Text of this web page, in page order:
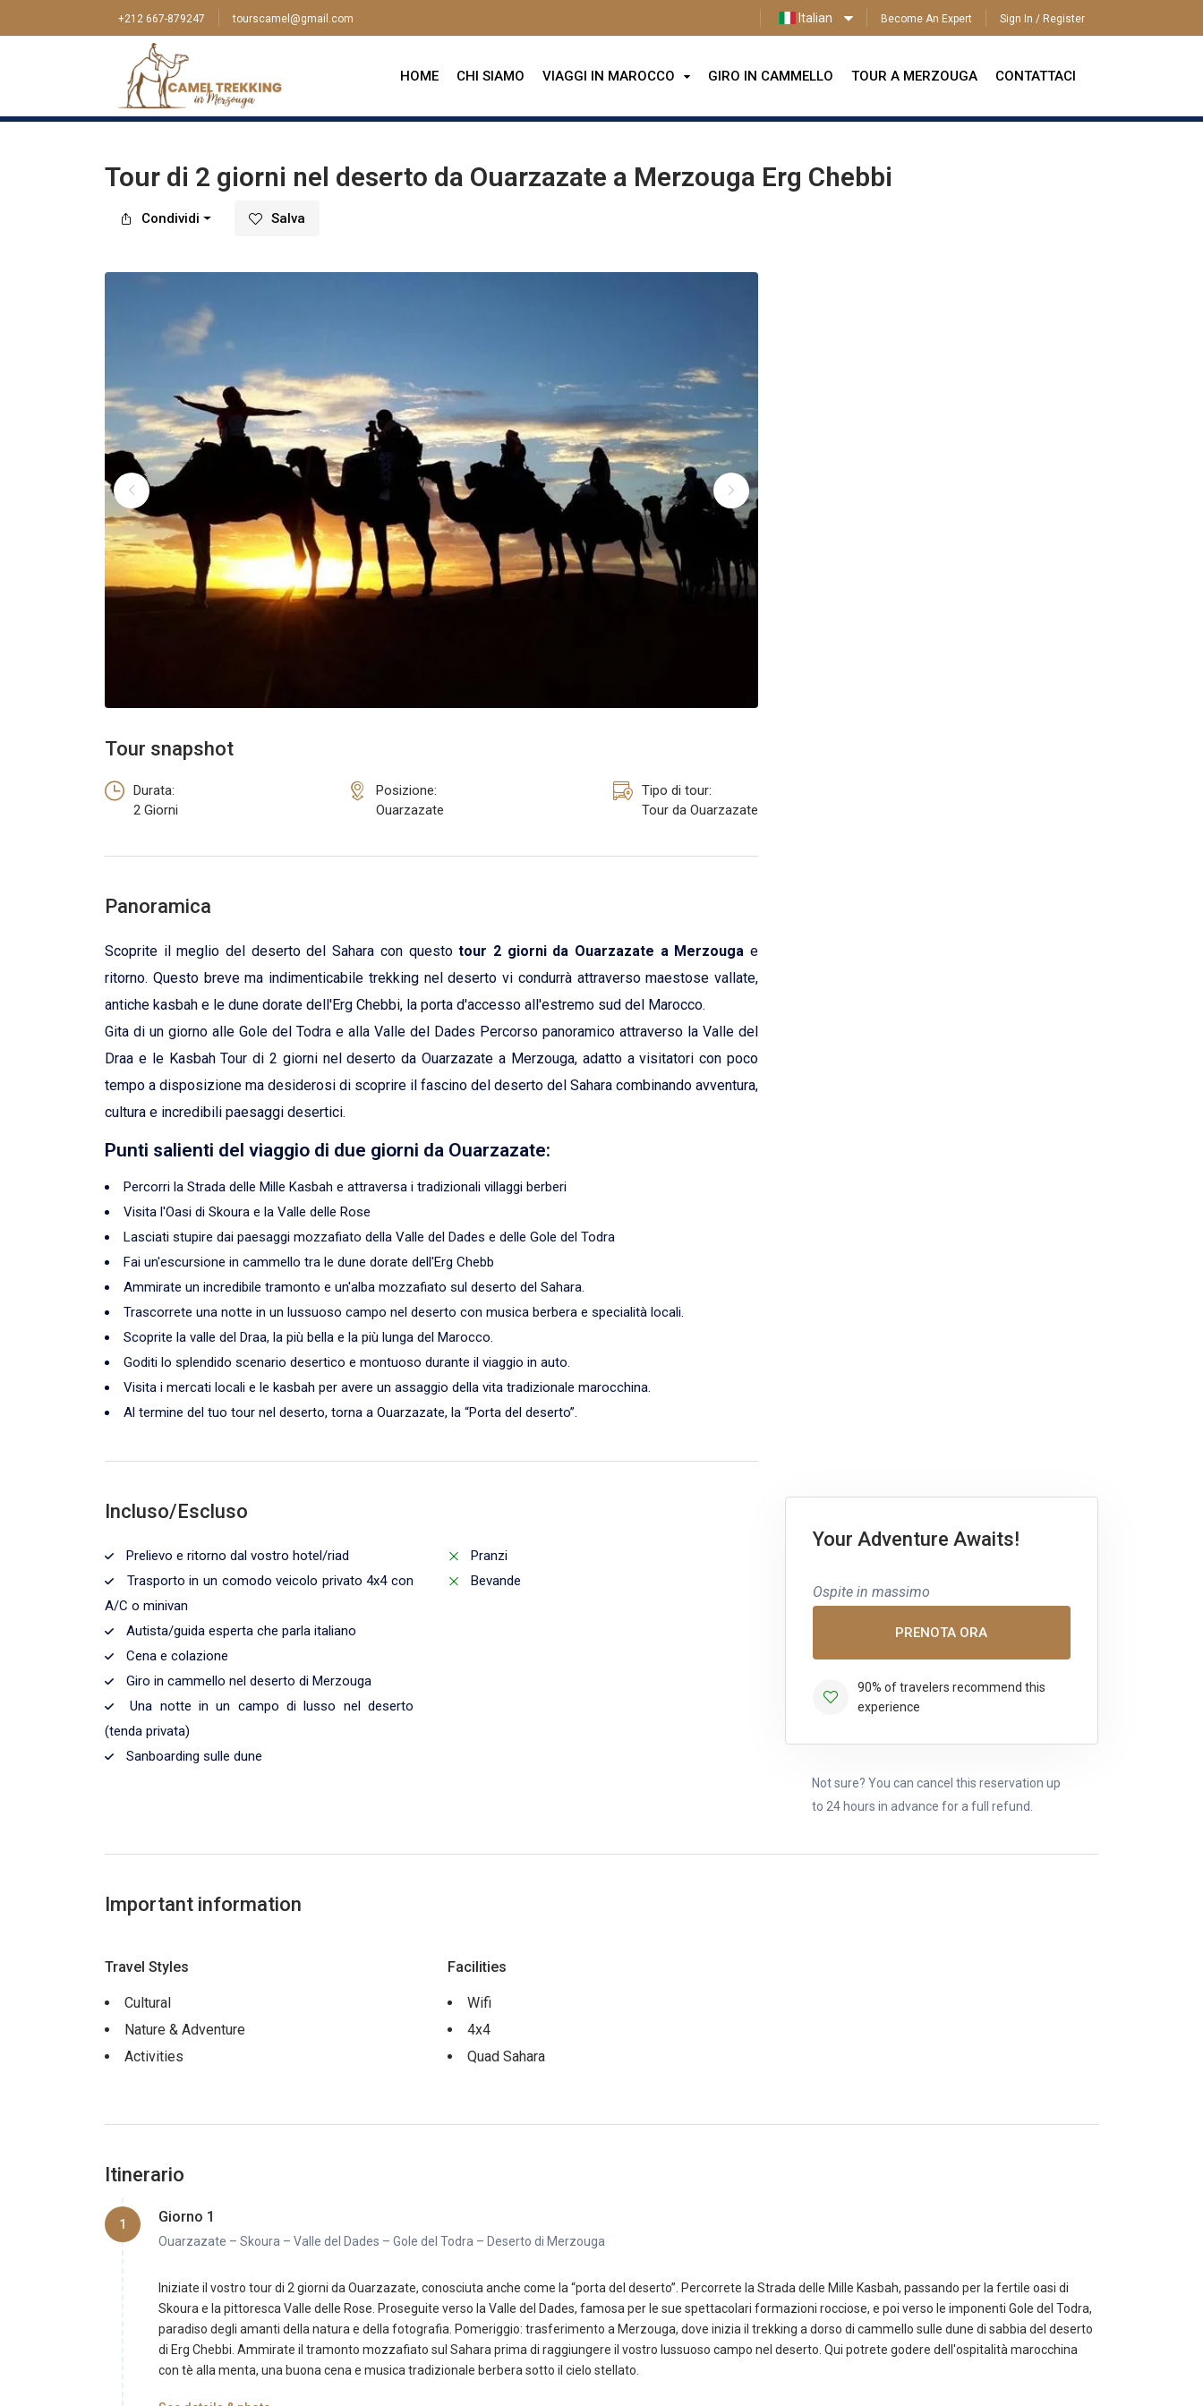
+212 667-879247 tourscamel@gmail.com Italian Become An Expert Sign In / Register
HOME CHI SIAMO VIAGGI IN MAROCCO GIRO IN CAMMELLO TOUR A MERZOUGA CONTATTACI
ITALIAN
Casa > Tour > Ouarzazate
Tour di 2 giorni nel deserto da Ouarzazate a Merzouga Erg Chebbi
Condividi Salva
Tour snapshot
Durata:
2 Giorni
Posizione:
Ouarzazate
Tipo di tour:
Tour da Ouarzazate
Panoramica
Scoprite il meglio del deserto del Sahara con questotour 2 giorni da Ouarzazate a Merzouga e
ritorno. Questo breve ma indimenticabile trekking nel deserto vi condurrà attraverso maestose vallate,
antiche kasbah e le dune dorate dell'Erg Chebbi, la porta d'accesso all'estremo sud del Marocco.
Gita di un giorno alle Gole del Todra e alla Valle del Dades Percorso panoramico attraverso la Valle del
Draa e le Kasbah Tour di 2 giorni nel deserto da Ouarzazate a Merzouga, adatto a visitatori con poco
tempo a disposizione ma desiderosi di scoprire il fascino del deserto del Sahara combinando avventura,
cultura e incredibili paesaggi desertici.
Punti salienti del viaggio di due giorni da Ouarzazate:
Percorri la Strada delle Mille Kasbah e attraversa i tradizionali villaggi berberi
Visita l'Oasi di Skoura e la Valle delle Rose
Lasciati stupire dai paesaggi mozzafiato della Valle del Dades e delle Gole del Todra
Fai un'escursione in cammello tra le dune dorate dell'Erg Chebb
Ammirate un incredibile tramonto e un'alba mozzafiato sul deserto del Sahara.
Trascorrete una notte in un lussuoso campo nel deserto con musica berbera e specialità locali.
Scoprite la valle del Draa, la più bella e la più lunga del Marocco.
Goditi lo splendido scenario desertico e montuoso durante il viaggio in auto.
Visita i mercati locali e le kasbah per avere un assaggio della vita tradizionale marocchina.
Al termine del tuo tour nel deserto, torna a Ouarzazate, la “Porta del deserto”.
Incluso/Escluso
Prelievo e ritorno dal vostro hotel/riad
Trasporto in un comodo veicolo privato 4x4 con
A/C o minivan
Autista/guida esperta che parla italiano
Cena e colazione
Giro in cammello nel deserto di Merzouga
Una notte in un campo di lusso nel deserto
(tenda privata)
Sanboarding sulle dune
Pranzi
Bevande
Your Adventure Awaits!
Ospite in massimo
PRENOTA ORA
90% of travelers recommend this
experience
Not sure? You can cancel this reservation up
to 24 hours in advance for a full refund.
Important information
Travel Styles
Cultural
Nature & Adventure
Activities
Facilities
Wifi
4x4
Quad Sahara
Itinerario
1 Giorno 1
Ouarzazate – Skoura – Valle del Dades – Gole del Todra – Deserto di Merzouga
Iniziate il vostro tour di 2 giorni da Ouarzazate, conosciuta anche come la “porta del deserto”. Percorrete la Strada delle Mille Kasbah, passando per la fertile oasi di
Skoura e la pittoresca Valle delle Rose. Proseguite verso la Valle del Dades, famosa per le sue spettacolari formazioni rocciose, e poi verso le imponenti Gole del Todra,
paradiso degli amanti della natura e della fotografia. Pomeriggio: trasferimento a Merzouga, dove inizia il trekking a dorso di cammello sulle dune di sabbia del deserto
di Erg Chebbi. Ammirate il tramonto mozzafiato sul Sahara prima di raggiungere il vostro lussuoso campo nel deserto. Qui potrete godere dell'ospitalità marocchina
con tè alla menta, una buona cena e musica tradizionale berbera sotto il cielo stellato.